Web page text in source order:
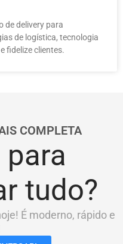
de delivery para
de logística, tecnologia
fidelize clientes.
COMPLETA
tudo?
É moderno, rápido e